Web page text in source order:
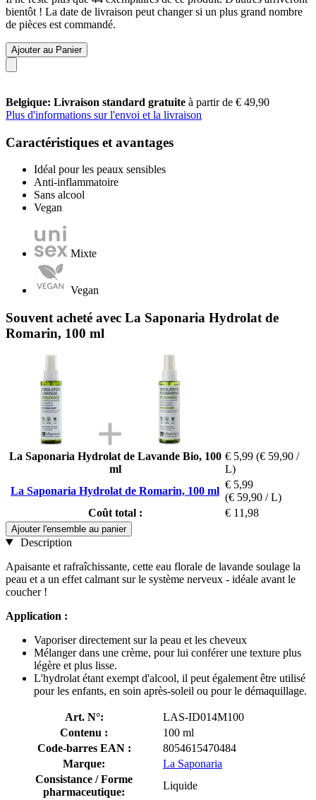
bientôt ! La date de livraison peut changer si un plus grand nombre
de pièces est commandé.
Ajouter au Panier
Belgique: Livraison standard gratuite à partir de € 49,90
Plus d'informations sur l'envoi et la livraison
Caractéristiques et avantages
Idéal pour les peaux sensibles
Anti-inflammatoire
Sans alcool
Vegan
Mixte
Vegan
Souvent acheté avec La Saponaria Hydrolat de
Romarin, 100 ml
La Saponaria Hydrolat de Lavande Bio, 100
ml
€ 5,99 (€ 59,90 /
L)
La Saponaria Hydrolat de Romarin, 100 ml
€ 5,99
(€ 59,90 / L)
Coût total :
€ 11,98
Ajouter l'ensemble au panier
Description
Apaisante et rafraîchissante, cette eau florale de lavande soulage la
peau et a un effet calmant sur le système nerveux - idéale avant le
coucher !
Application :
Vaporiser directement sur la peau et les cheveux
Mélanger dans une crème, pour lui conférer une texture plus
légère et plus lisse.
L'hydrolat étant exempt d'alcool, il peut également être utilisé
pour les enfants, en soin après-soleil ou pour le démaquillage.
Art. N°:
LAS-ID014M100
Contenu :
100 ml
Code-barres EAN :
8054615470484
Marque:
La Saponaria
Consistance / Forme
pharmaceutique:
Liquide